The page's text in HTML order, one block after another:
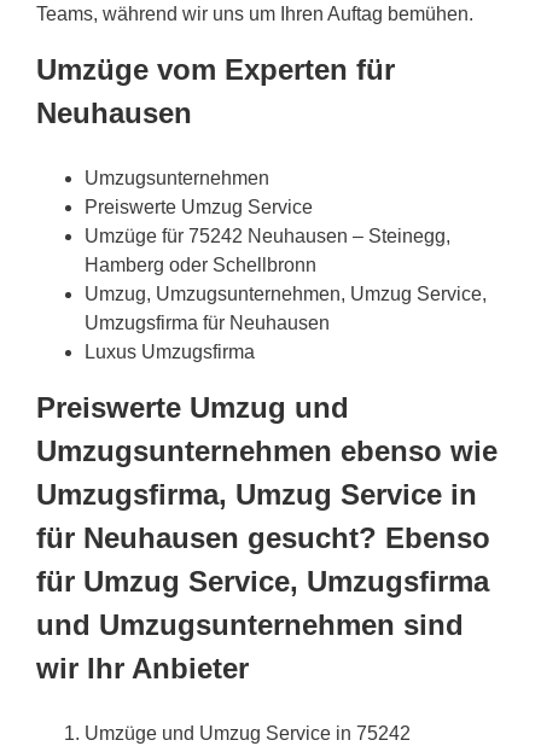
Teams, während wir uns um Ihren Auftag bemühen.
Umzüge vom Experten für
Neuhausen
Umzugsunternehmen
Preiswerte Umzug Service
Umzüge für 75242 Neuhausen – Steinegg,
Hamberg oder Schellbronn
Umzug, Umzugsunternehmen, Umzug Service,
Umzugsfirma für Neuhausen
Luxus Umzugsfirma
Preiswerte Umzug und
Umzugsunternehmen ebenso wie
Umzugsfirma, Umzug Service in
für Neuhausen gesucht? Ebenso
für Umzug Service, Umzugsfirma
und Umzugsunternehmen sind
wir Ihr Anbieter
Umzüge und Umzug Service in 75242